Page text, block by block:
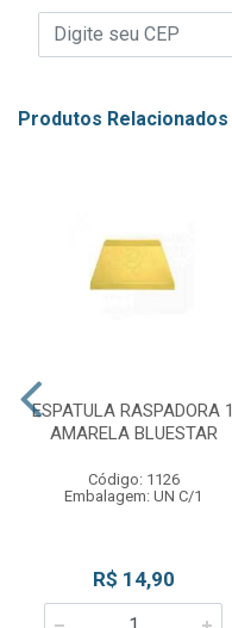
Produtos Relacionados
ESPATULA RASPADORA 1
AMARELA BLUESTAR
Código: 1126
Embalagem: UN C/1
R$ 14,90